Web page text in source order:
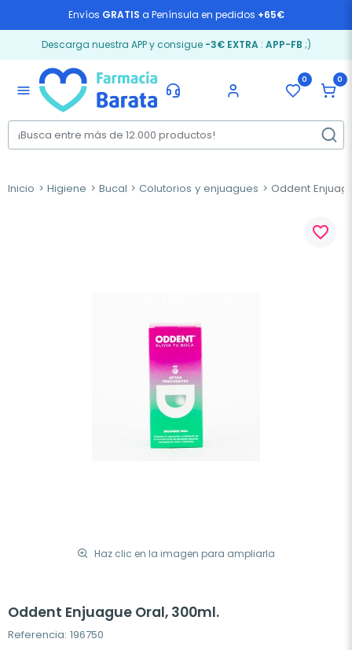
Envíos GRATIS a Península en pedidos +65€
Descarga nuestra APP y consigue -3€ EXTRA: APP-FB ;)
menu
0 0
Inicio Higiene Bucal Colutorios y enjuagues Oddent
Haz clic en la imagen para ampliarla
favorite_border
Oddent Enjuague Oral, 300ml.
Referencia: 196750